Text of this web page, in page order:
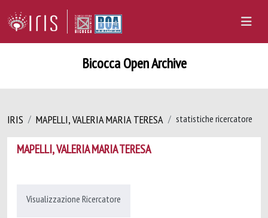
Bicocca Open Archive
IRIS MAPELLI, VALERIA MARIA TERESA statistiche ricercatore
MAPELLI, VALERIA MARIA TERESA
Visualizzazione Ricercatore